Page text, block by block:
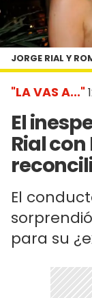
"LA VAS A..."
El
Rial con
El
para su
JORGE RIAL Y